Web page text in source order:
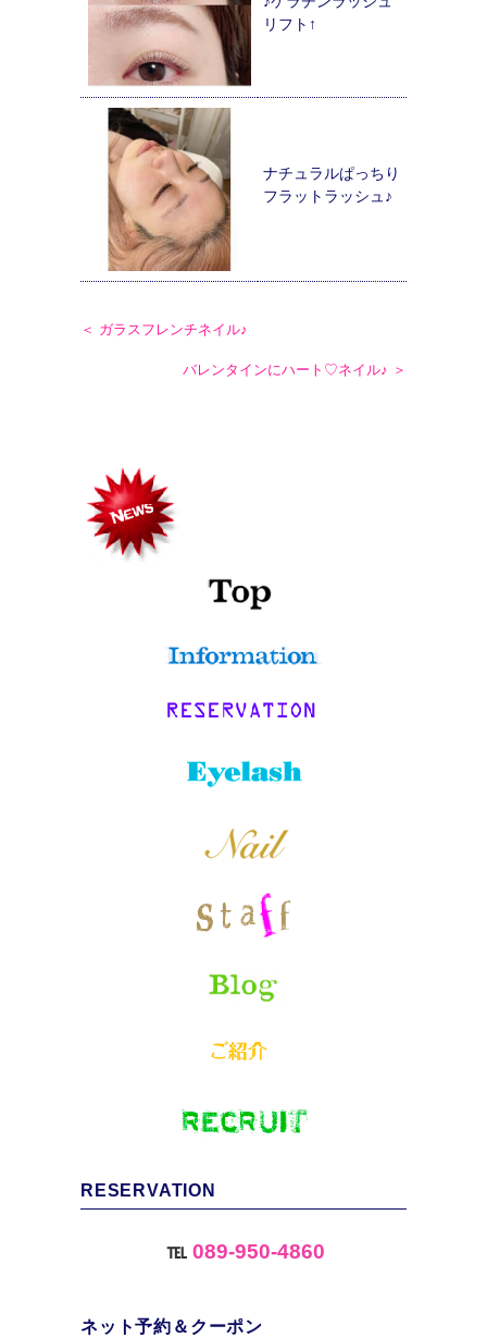
リフト↑
ナチュラルぱっちり
フラットラッシュ♪
＜ ガラスフレンチネイル♪
バレンタインにハート♡ネイル♪ ＞
RESERVATION
℡ 089-950-4860
ネット予約＆クーポン